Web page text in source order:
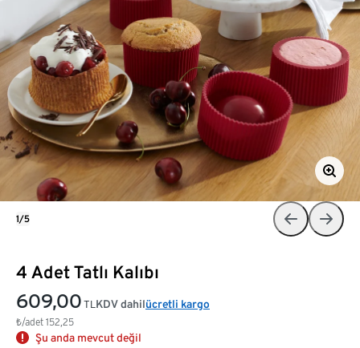
4 Adet Tatlı Kalıbı
609,00 TL
₺/adet 152,25
KDV dahilücretli kargo
Şu anda mevcut değil
1/5